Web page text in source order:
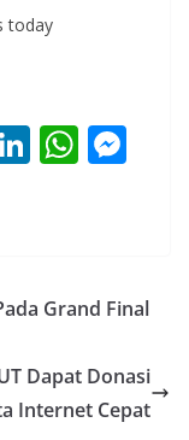
today
Li
dI
W
A
p
n
er
Grand Final
Dapat Donasi
Internet Cepat